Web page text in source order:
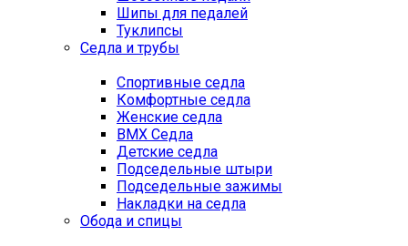
Шипы для педалей
Туклипсы
Седла и трубы
Спортивные седла
Комфортные седла
Женские седла
BMX Седла
Детские седла
Подседельные штыри
Подседельные зажимы
Накладки на седла
Обода и спицы